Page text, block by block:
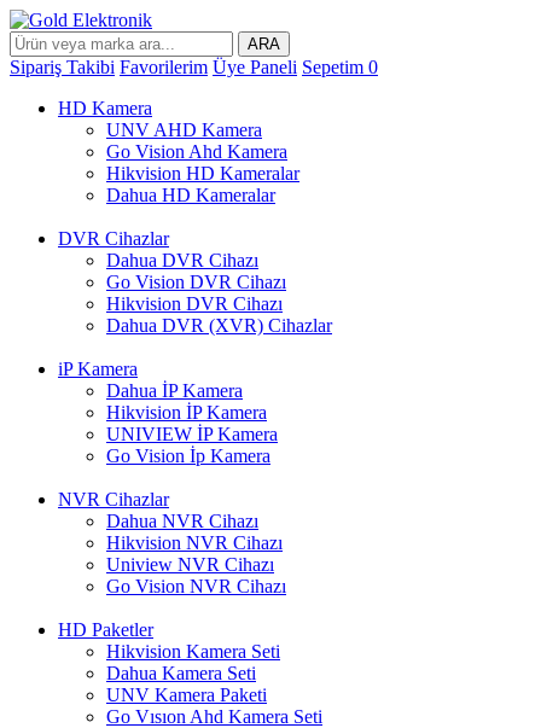
ARA
Sipariş Takibi Favorilerim Üye Paneli Sepetim 0
HD Kamera
UNV AHD Kamera
Go Vision Ahd Kamera
Hikvision HD Kameralar
Dahua HD Kameralar
DVR Cihazlar
Dahua DVR Cihazı
Go Vision DVR Cihazı
Hikvision DVR Cihazı
Dahua DVR (XVR) Cihazlar
iP Kamera
Dahua İP Kamera
Hikvision İP Kamera
UNIVIEW İP Kamera
Go Vision İp Kamera
NVR Cihazlar
Dahua NVR Cihazı
Hikvision NVR Cihazı
Uniview NVR Cihazı
Go Vision NVR Cihazı
HD Paketler
Hikvision Kamera Seti
Dahua Kamera Seti
UNV Kamera Paketi
Go Vısıon Ahd Kamera Seti